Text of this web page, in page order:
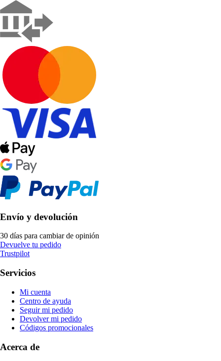
Envío y devolución
30 días para cambiar de opinión
Devuelve tu pedido
Trustpilot
Servicios
Mi cuenta
Centro de ayuda
Seguir mi pedido
Devolver mi pedido
Códigos promocionales
Acerca de